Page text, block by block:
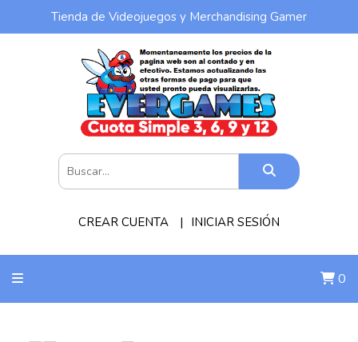
Tienda de Videojuegos y Merchandising Gamer
CREAR CUENTA INICIAR SESIÓN
0